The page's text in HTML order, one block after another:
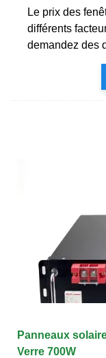
Le prix des
différents
demandez des
Panneaux
Verre 700W